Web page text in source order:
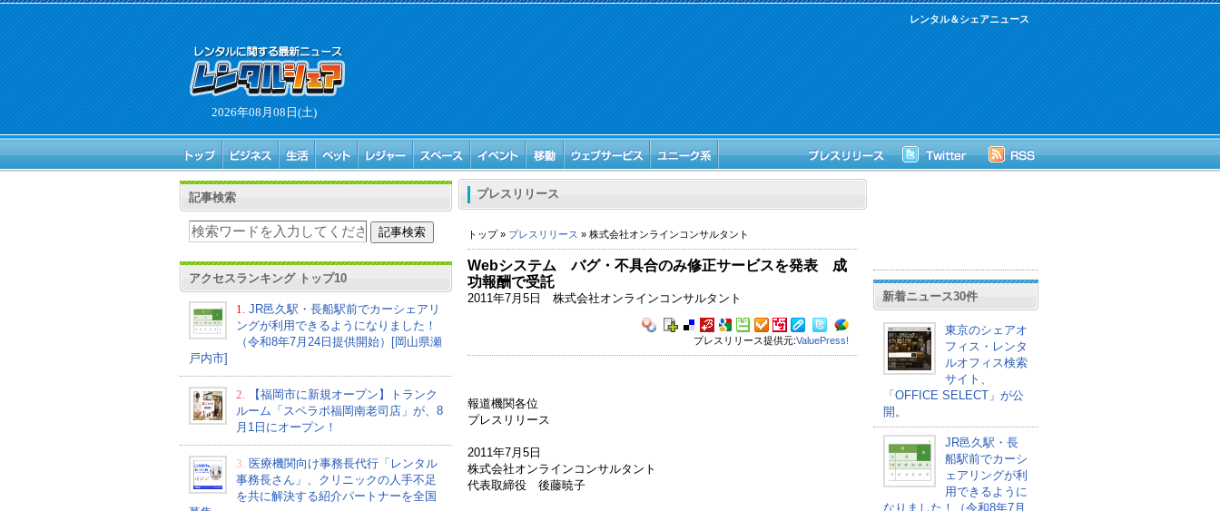
2026年08月08日(土)
レンタル＆シェアニュース
記事検索
アクセスランキング トップ10
1.
JR邑久駅・長船駅前でカーシェアリ
ングが利用できるようになりました！
（令和8年7月24日提供開始）[岡山県瀬
戸内市]
2.
【福岡市に新規オープン】トランク
ルーム「スペラボ福岡南老司店」が、8
月1日にオープン！
3. 医療機関向け事務長代行「レンタル
事務長さん」、クリニックの人手不足
を共に解決する紹介パートナーを全国
プレスリリース
トップ » プレスリリース » 株式会社オンラインコンサルタント
Webシステム バグ・不具合のみ修正サービスを発表 成
功報酬で受託
2011年7月5日 株式会社オンラインコンサルタント
プレスリリース提供元:ValuePress!
報道機関各位
プレスリリース
2011年7月5日
株式会社オンラインコンサルタント
代表取締役 後藤暁子
新着ニュース30件
東京のシェアオ
フィス・レンタ
ルオフィス検索
サイト、
「OFFICE SELECT」が公
開。
JR邑久駅・長
船駅前でカーシ
ェアリングが利
用できるように
なりました！（令和8年7月